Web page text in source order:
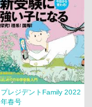
プレジデントFamily 2022
年春号